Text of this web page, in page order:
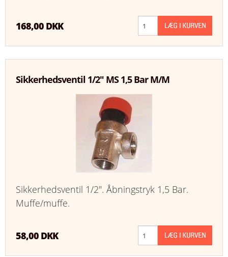
168,00 DKK
Sikkerhedsventil 1/2" MS 1,5 Bar M/M
Sikkerhedsventil 1/2". Åbningstryk 1,5 Bar.
Muffe/muffe.
58,00 DKK